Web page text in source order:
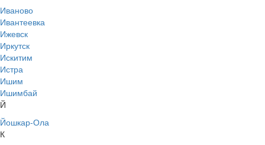
Иваново
Ивантеевка
Ижевск
Иркутск
Искитим
Истра
Ишим
Ишимбай
Й
Йошкар-Ола
К